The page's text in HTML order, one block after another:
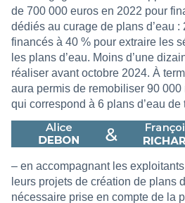
de 700 000 euros en 2022 pour
dédiés au curage de plans d’eau
financés à 40 % pour extraire les
les plans d’eau. Moins d’une
réaliser avant octobre 2024. À
aura permis de remobiliser 90 000
qui correspond à 6 plans d’eau
– en accompagnant les
leurs projets de création de plans
nécessaire prise en compte de la